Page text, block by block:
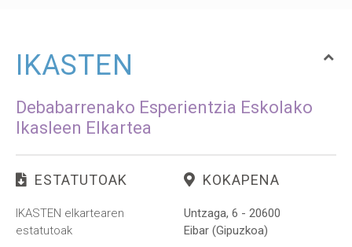
IKASTEN
Debabarrenako Esperientzia Eskolako
Ikasleen Elkartea
ESTATUTOAK
IKASTEN elkartearen
estatutoak
KOKAPENA
Untzaga, 6 - 20600
Eibar (Gipuzkoa)